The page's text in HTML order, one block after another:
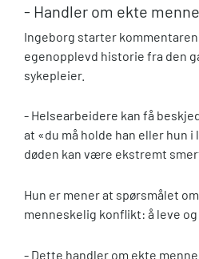
- Handler om ekte
Ingeborg starter kommentaren
egenopplevd historie fra den
sykepleier.
- Helsearbeidere kan få
at «du må holde han eller hun
døden kan være ekstremt
Hun er mener at spørsmålet
menneskelig konflikt: å leve og
- Dette handler om ekte